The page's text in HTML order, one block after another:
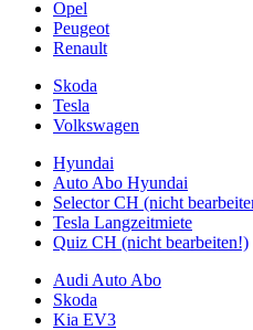
Opel
Peugeot
Renault
Skoda
Tesla
Volkswagen
Hyundai
Auto Abo Hyundai
Selector CH (nicht
Tesla Langzeitmiete
Quiz CH (nicht bearbeiten!)
Audi Auto Abo
Skoda
Kia EV3